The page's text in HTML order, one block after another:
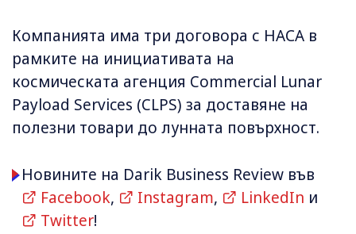
Компанията има три договора с НАСА в
рамките на инициативата на
космическата агенция Commercial Lunar
Payload Services (CLPS) за доставяне на
полезни товари до лунната повърхност.
Новините на Darik Business Review във
Facebook, Instagram, LinkedIn и
Twitter!